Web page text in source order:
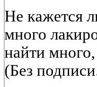
Не кажется
много
найти много,
(Без